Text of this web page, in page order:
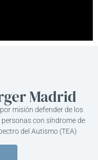
Madrid
misión defender de los
con síndrome de
del Autismo (TEA)